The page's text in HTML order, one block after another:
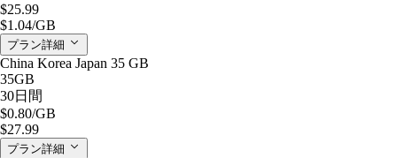
$25.99
$1.04/GB
プラン詳細
China Korea Japan 35 GB
35GB
30日間
$0.80/GB
$27.99
プラン詳細